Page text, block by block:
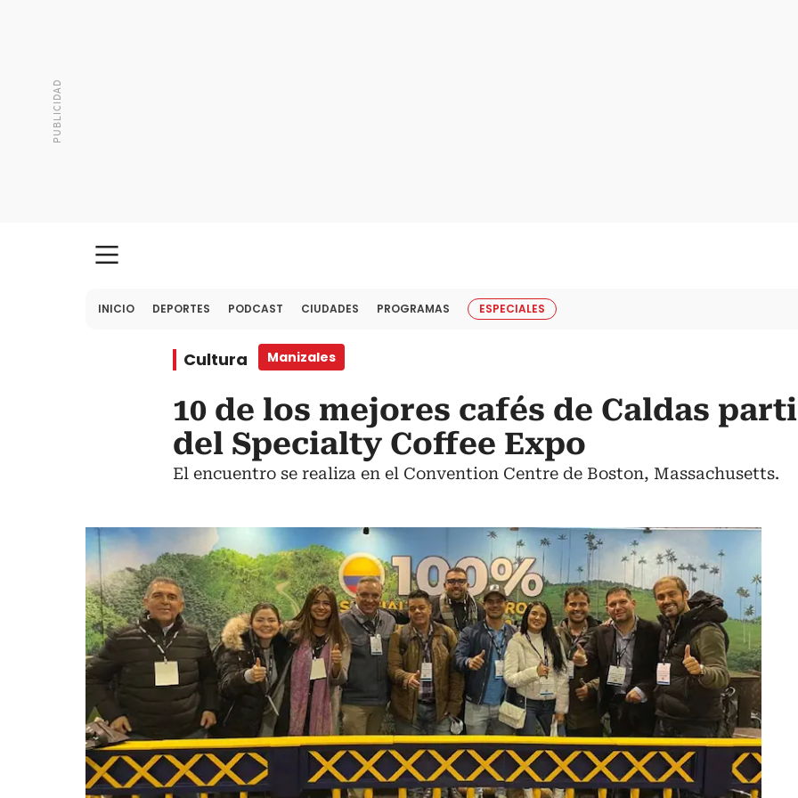
INICIO DEPORTES PODCAST CIUDADES PROGRAMAS ESPECIALES
Cultura Manizales
10 de los mejores cafés de Caldas
del Specialty Coffee Expo
El encuentro se realiza en el Convention Centre de Boston, Massachusetts.